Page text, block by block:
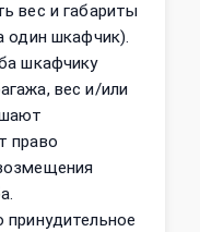
вес и габариты
один шкафчик).
шкафчику
вес и/или
право